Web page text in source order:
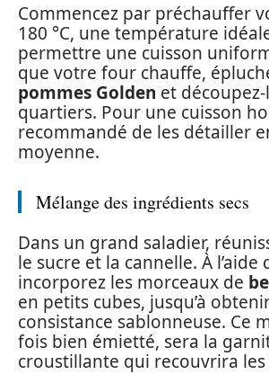
Commencez par préchauffer
180 °C, une température
permettre une cuisson
que votre four chauffe,
pommes Golden et
quartiers. Pour une cuisson
recommandé de les détailler
moyenne.
Mélange des ingrédients secs
Dans un grand saladier,
le sucre et la cannelle. À l’aide
incorporez les morceaux de
en petits cubes, jusqu’à
consistance sablonneuse. Ce
fois bien émietté, sera la
croustillante qui recouvrira